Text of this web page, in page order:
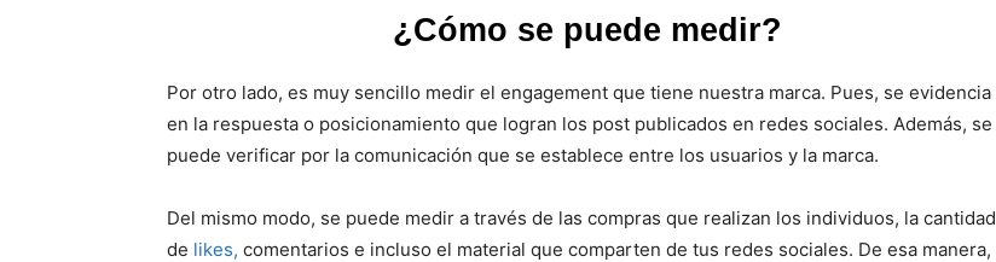
¿Cómo se puede medir?
Por otro lado, es muy sencillo medir el engagement que tiene nuestra marca. Pues, se evidencia
en la respuesta o posicionamiento que logran los post publicados en redes sociales. Además, se
puede verificar por la comunicación que se establece entre los usuarios y la marca.
Del mismo modo, se puede medir a través de las compras que realizan los individuos, la cantidad
de likes, comentarios e incluso el material que comparten de tus redes sociales. De esa manera,